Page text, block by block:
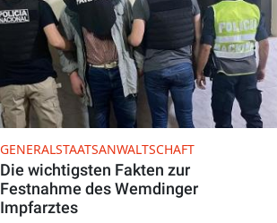
GENERALSTAATSANWALTSCHAFT
Die wichtigsten Fakten zur
Festnahme des Wemdinger
Impfarztes